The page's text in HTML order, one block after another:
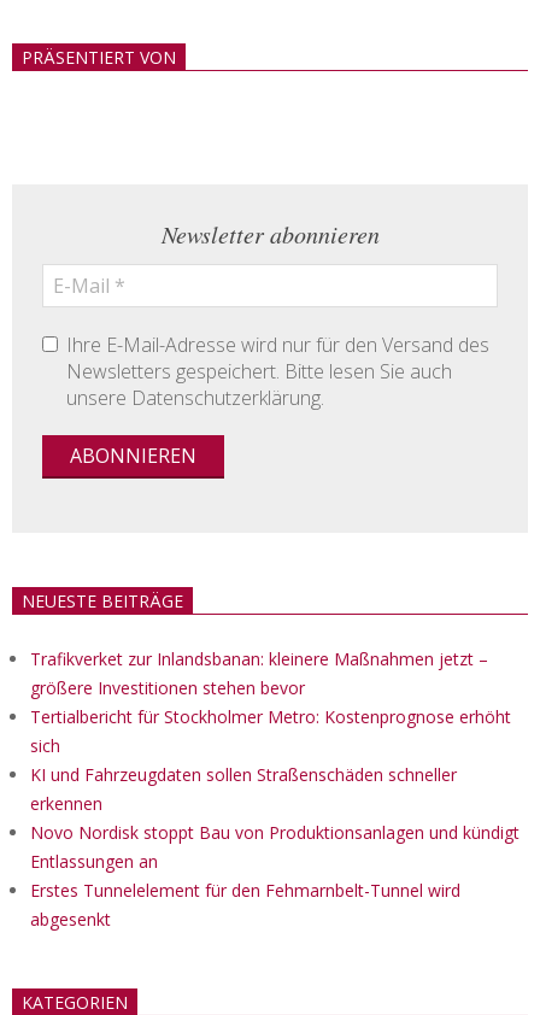
21PRÄSENTIERT VON
Newsletter abonnieren
Ihre E-Mail-Adresse wird nur für den Versand des
Newsletters gespeichert. Bitte lesen Sie auch
unsere Datenschutzerklärung.
NEUESTE BEITRÄGE
Trafikverket zur Inlandsbanan: kleinere Maßnahmen jetzt –
größere Investitionen stehen bevor
Tertialbericht für Stockholmer Metro: Kostenprognose erhöht
sich
KI und Fahrzeugdaten sollen Straßenschäden schneller
erkennen
Novo Nordisk stoppt Bau von Produktionsanlagen und kündigt
Entlassungen an
Erstes Tunnelelement für den Fehmarnbelt-Tunnel wird
abgesenkt
KATEGORIEN